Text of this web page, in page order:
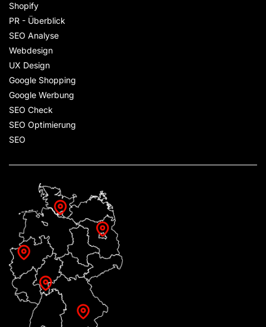
Shopify
PR - Überblick
SEO Analyse
Webdesign
UX Design
Google Shopping
Google Werbung
SEO Check
SEO Optimierung
SEO